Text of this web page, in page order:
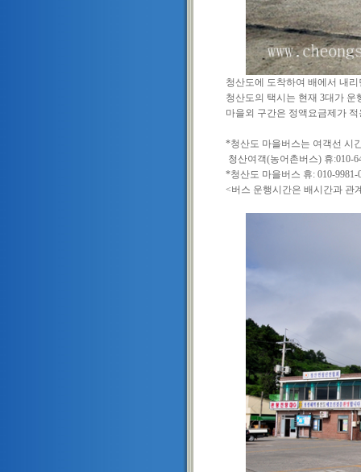
청산도에 도착하여 배에서 내
청산도의 택시는 현재 3대가
마을외 구간은 정액요금제가
*청산도 마을버스는 여객선 시
청산여객(농어촌버스) 휴:010-
*청산도 마을버스 휴: 010-
<버스 운행시간은 배시간과 관